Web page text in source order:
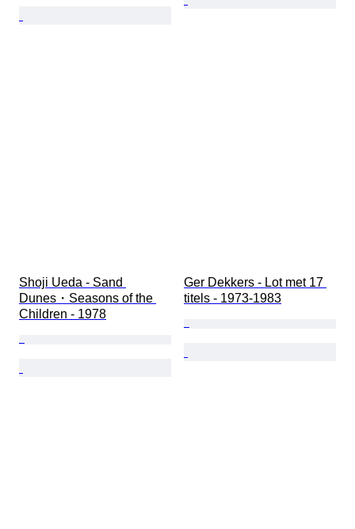
Shoji Ueda - Sand
Dunes・Seasons of the
Children - 1978
Ger Dekkers - Lot met 17
titels - 1973-1983